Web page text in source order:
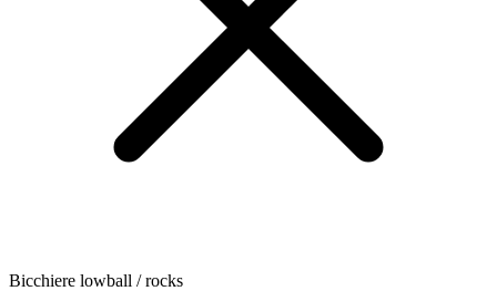
Bicchiere lowball / rocks